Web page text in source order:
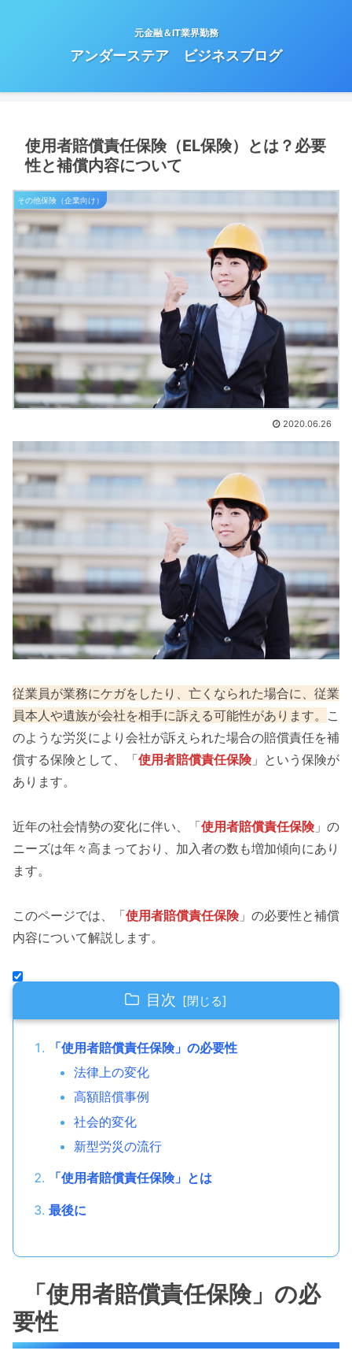
元金融＆IT業界勤務
アンダーステア ビジネスブログ
使用者賠償責任保険（EL保険）とは？必要
性と補償内容について
その他保険（企業向け）
2020.06.26
従業員が業務にケガをしたり、亡くなられた場合に、従業
員本人や遺族が会社を相手に訴える可能性があります。 こ
のような労災により会社が訴えられた場合の賠償責任を補
償する保険として、「使用者賠償責任保険」という保険が
あります。
近年の社会情勢の変化に伴い、「使用者賠償責任保険」の
ニーズは年々高まっており、加入者の数も増加傾向にあり
ます。
このページでは、「使用者賠償責任保険」の必要性と補償
内容について解説します。
目次
「使用者賠償責任保険」の必要性
法律上の変化
高額賠償事例
社会的変化
新型労災の流行
「使用者賠償責任保険」とは
最後に
「使用者賠償責任保険」の必
要性